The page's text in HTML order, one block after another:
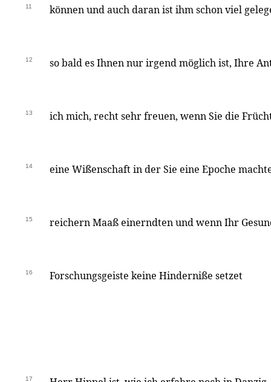
11 können und auch daran ist ihm schon viel
12 so bald es Ihnen nur irgend möglich ist, Ihre
13 ich mich, recht sehr freuen, wenn Sie die
14 eine Wißenschaft in der Sie eine Epoche
15 reichern Maaß einerndten und wenn Ihr
16 Forschungsgeiste keine Hinderniße setzet
17